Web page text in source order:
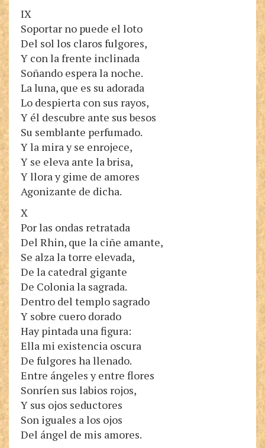
IX
Soportar no puede el loto
Del sol los claros fulgores,
Y con la frente inclinada
Soñando espera la noche.
La luna, que es su adorada
Lo despierta con sus rayos,
Y él descubre ante sus besos
Su semblante perfumado.
Y la mira y se enrojece,
Y se eleva ante la brisa,
Y llora y gime de amores
Agonizante de dicha.
X
Por las ondas retratada
Del Rhin, que la ciñe amante,
Se alza la torre elevada,
De la catedral gigante
De Colonia la sagrada.
Dentro del templo sagrado
Y sobre cuero dorado
Hay pintada una figura:
Ella mi existencia oscura
De fulgores ha llenado.
Entre ángeles y entre flores
Sonríen sus labios rojos,
Y sus ojos seductores
Son iguales a los ojos
Del ángel de mis amores.